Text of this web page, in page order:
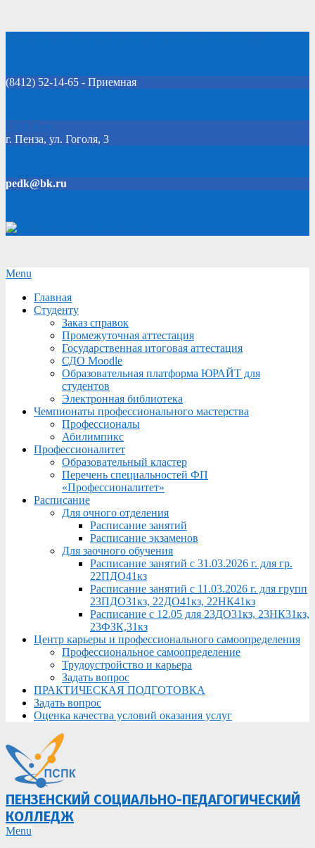
(8412) 52-14-65 - Приемная
Click Here
г. Пенза, ул. Гоголя, 3
pedk@bk.ru
Secondary
Menu
Menu
Главная
Студенту
Заказ справок
Промежуточная аттестация
Государственная итоговая аттестация
СДО Moodle
Образовательная платформа ЮРАЙТ для
студентов
Электронная библиотека
Чемпионаты профессионального мастерства
Профессионалы
Абилимпикс
Профессионалитет
Образовательный кластер
Перечень специальностей ФП
«Профессионалитет»
Расписание
Для очного отделения
Расписание занятий
Расписание экзаменов
Для заочного обучения
Расписание занятий с 31.03.2026 г. для гр.
22ПДО41кз
Расписание занятий с 11.03.2026 г. для групп
23ПДО31кз, 22ДО41кз, 22НК41кз
Расписание с 12.05 для 23ДО31кз, 23НК31кз,
23ФЗК,31кз
Центр карьеры и профессионального самоопределения
Профессиональное самоопределение
Трудоустройство и карьера
Задать вопрос
ПРАКТИЧЕСКАЯ ПОДГОТОВКА
Задать вопрос
Оценка качества условий оказания услуг
ПЕНЗЕНСКИЙ СОЦИАЛЬНО-ПЕДАГОГИЧЕСКИЙ
КОЛЛЕДЖ
Primary
Menu